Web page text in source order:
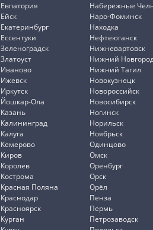
Евпатория
Ейск
Екатеринбург
Ессентуки
Зеленоградск
Златоуст
Иваново
Ижевск
Иркутск
Йошкар-Ола
Казань
Калининград
Калуга
Кемерово
Киров
Королев
Кострома
Красная Поляна
Краснодар
Красноярск
Курган
Набережные
Наро-Фоминск
Находка
Нефтеюганск
Нижневартовск
Нижний
Нижний Тагил
Новокузнецк
Новороссийск
Новосибирск
Ногинск
Норильск
Ноябрьск
Одинцово
Омск
Оренбург
Орск
Орёл
Пенза
Пермь
Петрозаводск